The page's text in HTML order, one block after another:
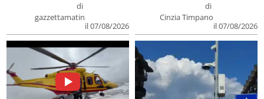
di
gazzettamatin
il 07/08/2026
di
Cinzia Timpano
il 07/08/2026